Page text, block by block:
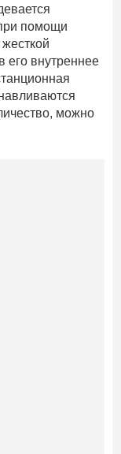
помощи
его внутреннее
можно